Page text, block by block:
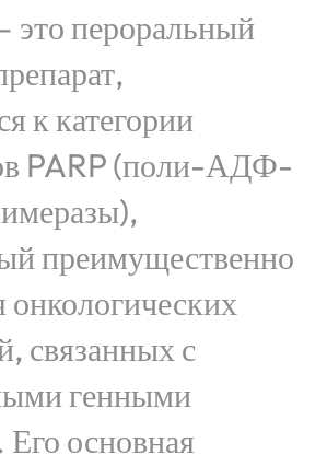
пероральный
к категории
PARP (поли-АДФ-
преимущественно
онкологических
связанных с
генными
основная